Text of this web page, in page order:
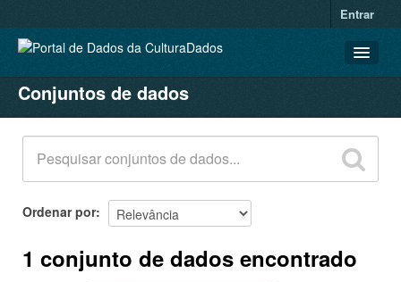
Entrar
CONJUNTOS DE DADOS
ORGANIZAÇÕES
GRUPOS
SOBRE
Conjuntos de dados
Ordenar por
1 conjunto de dados encontrado